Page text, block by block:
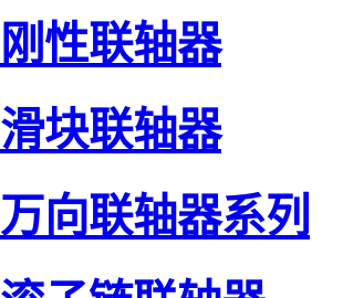
刚性联轴器
滑块联轴器
万向联轴器系列